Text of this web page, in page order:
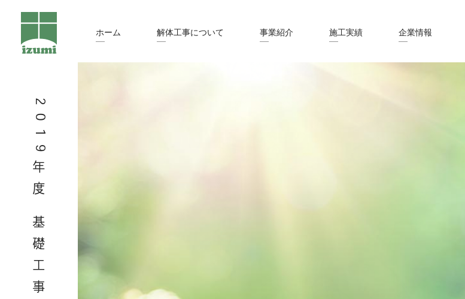
ホーム 解体工事について 事業紹介 施工実績 企業情報
2019年度 基礎工事例